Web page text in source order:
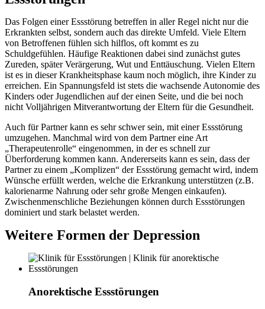
Das Folgen einer Essstörung betreffen in aller Regel nicht nur die
Erkrankten selbst, sondern auch das direkte Umfeld. Viele Eltern
von Betroffenen fühlen sich hilflos, oft kommt es zu
Schuldgefühlen. Häufige Reaktionen dabei sind zunächst gutes
Zureden, später Verärgerung, Wut und Enttäuschung. Vielen Eltern
ist es in dieser Krankheitsphase kaum noch möglich, ihre Kinder zu
erreichen. Ein Spannungsfeld ist stets die wachsende Autonomie des
Kinders oder Jugendlichen auf der einen Seite, und die bei noch
nicht Volljährigen Mitverantwortung der Eltern für die Gesundheit.
Auch für Partner kann es sehr schwer sein, mit einer Essstörung
umzugehen. Manchmal wird von dem Partner eine Art
„Therapeutenrolle“ eingenommen, in der es schnell zur
Überforderung kommen kann. Andererseits kann es sein, dass der
Partner zu einem „Komplizen“ der Essstörung gemacht wird, indem
Wünsche erfüllt werden, welche die Erkrankung unterstützen (z.B.
kalorienarme Nahrung oder sehr große Mengen einkaufen).
Zwischenmenschliche Beziehungen können durch Essstörungen
dominiert und stark belastet werden.
Weitere Formen der Depression
Anorektische Essstörungen